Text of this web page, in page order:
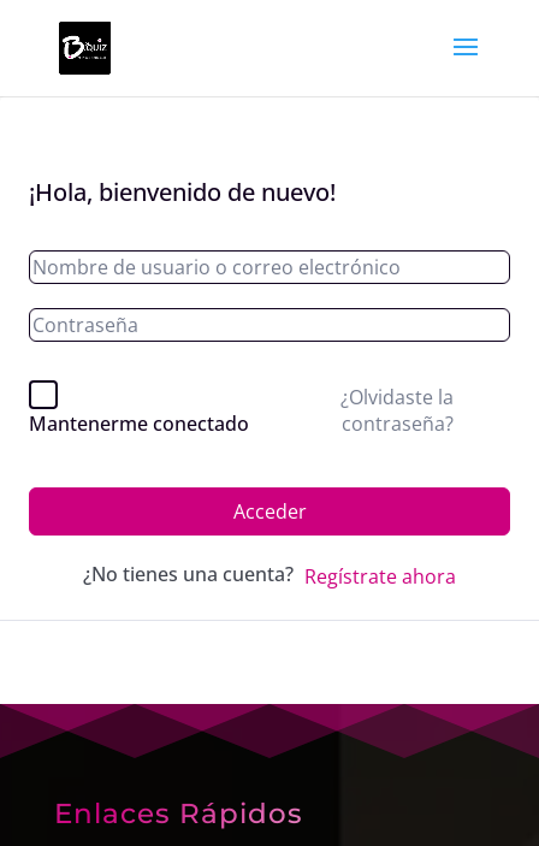
¡Hola, bienvenido de nuevo!
Mantenerme conectado
¿Olvidaste la
contraseña?
Acceder
¿No tienes una cuenta? Regístrate ahora
Enlaces Rápidos